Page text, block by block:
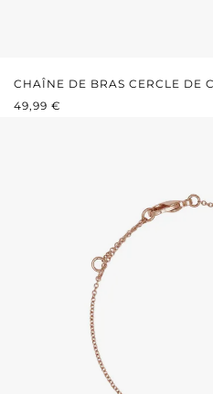
CHAÎNE DE BRAS CERCLE DE
PRIX RÉGULIER :
49,99 €